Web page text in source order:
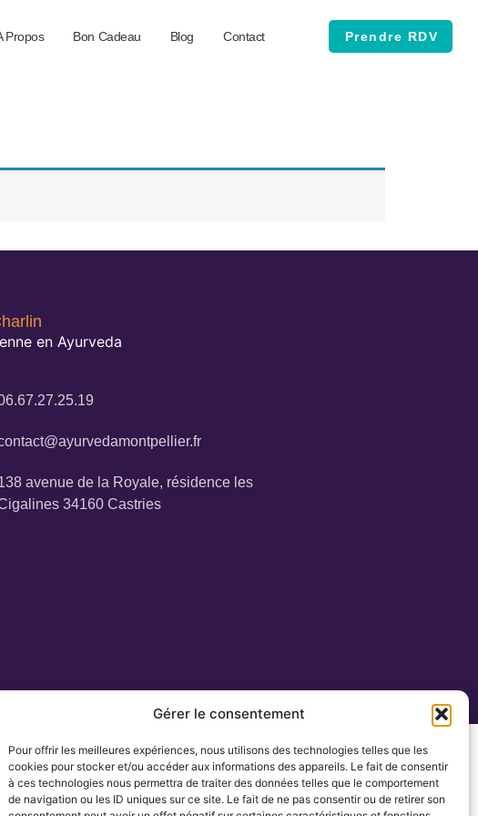
Gérer le consentement
Pour offrir les meilleures expériences, nous utilisons des technologies telles que les
cookies pour stocker et/ou accéder aux informations des appareils. Le fait de consentir
à ces technologies nous permettra de traiter des données telles que le comportement
de navigation ou les ID uniques sur ce site. Le fait de ne pas consentir ou de retirer son
Propos Bon Cadeau Blog Contact Prendre RDV
en Ayurveda
avenue de la Royale, résidence les
34160 Castries